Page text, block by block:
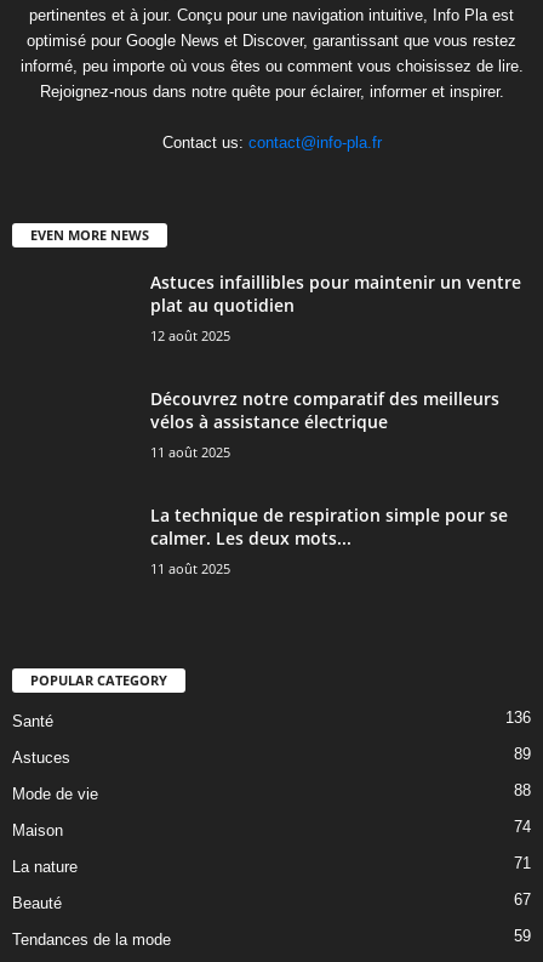
pertinentes et à jour. Conçu pour une navigation intuitive, Info Pla est
optimisé pour Google News et Discover, garantissant que vous restez
informé, peu importe où vous êtes ou comment vous choisissez de lire.
Rejoignez-nous dans notre quête pour éclairer, informer et inspirer.
Contact us: contact@info-pla.fr
EVEN MORE NEWS
Astuces infaillibles pour maintenir un ventre
plat au quotidien
12 août 2025
Découvrez notre comparatif des meilleurs
vélos à assistance électrique
11 août 2025
La technique de respiration simple pour se
calmer. Les deux mots...
11 août 2025
POPULAR CATEGORY
Santé 136
Astuces 89
Mode de vie 88
Maison 74
La nature 71
Beauté 67
Tendances de la mode 59